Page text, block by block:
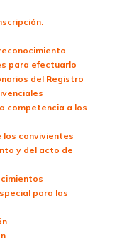
para efectuarlo
del Registro
competencia a los
los convivientes
y del acto de
para las